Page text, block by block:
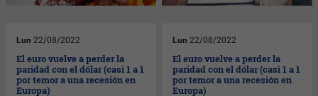
Lun 22/08/2022
El euro vuelve a perder la
paridad con el dólar (casi 1 a 1
por temor a una recesión en
Europa)
Lun 22/08/2022
El euro vuelve a perder la
paridad con el dólar (casi 1 a 1
por temor a una recesión en
Europa)